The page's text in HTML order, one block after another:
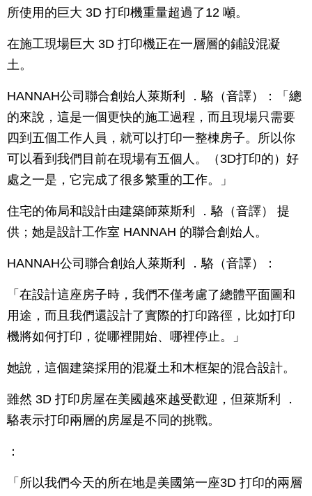
所使用的巨大 3D 打印機重量超過了12 噸。
在施工現場巨大 3D 打印機正在一層層的鋪設混凝
土。
HANNAH公司聯合創始人萊斯利 ．駱（音譯）：「總
的來說，這是一個更快的施工過程，而且現場只需要
四到五個工作人員，就可以打印一整棟房子。所以你
可以看到我們目前在現場有五個人。（3D打印的）好
處之一是，它完成了很多繁重的工作。」
住宅的佈局和設計由建築師萊斯利 ．駱（音譯） 提
供；她是設計工作室 HANNAH 的聯合創始人。
HANNAH公司聯合創始人萊斯利 ．駱（音譯）：
「在設計這座房子時，我們不僅考慮了總體平面圖和
用途，而且我們還設計了實際的打印路徑，比如打印
機將如何打印，從哪裡開始、哪裡停止。」
她說，這個建築採用的混凝土和木框架的混合設計。
雖然 3D 打印房屋在美國越來越受歡迎，但萊斯利 ．
駱表示打印兩層的房屋是不同的挑戰。
：
「所以我們今天的所在地是美國第一座3D 打印的兩層